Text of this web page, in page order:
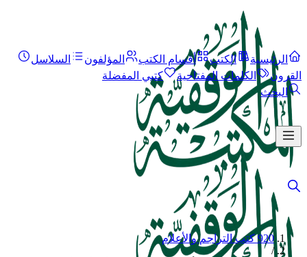
الرئيسية الكتب أقسام الكتب المؤلفون
السلاسل
القرون
الكلمات المفتاحية
كتبي المفضلة
البحث
920 كتب التراجم والأعلام
/